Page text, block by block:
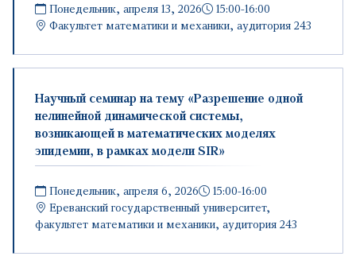
Понедельник, апреля 13, 2026
15:00-16:00
Факультет математики и механики, аудитория 243
Научный семинар на тему «Разрешение одной
нелинейной динамической системы,
возникающей в математических моделях
эпидемии, в рамках модели SIR»
Понедельник, апреля 6, 2026
15:00-16:00
Ереванский государственный университет,
факультет математики и механики, аудитория 243